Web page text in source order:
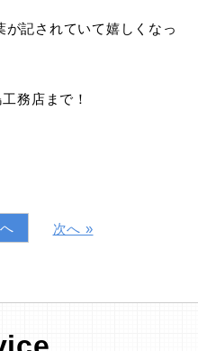
が記されていて嬉しくなっ
務店まで！
次へ »